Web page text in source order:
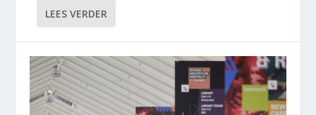
LEES VERDER